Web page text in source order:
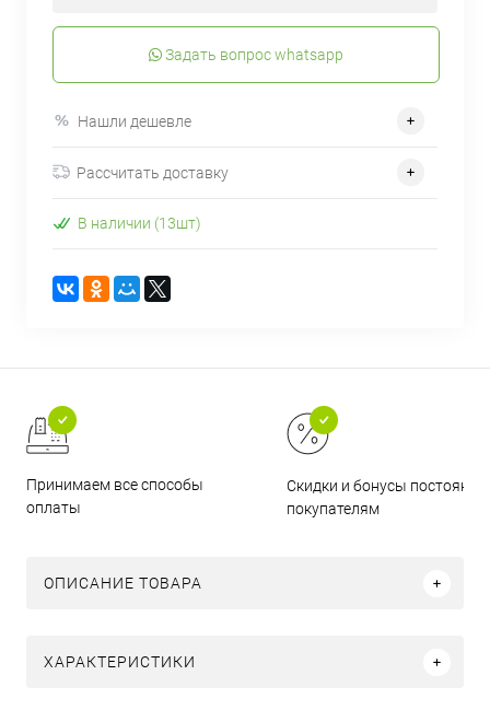
Задать вопрос whatsapp
Нашли дешевле
Рассчитать доставку
В наличии (13шт)
Принимаем все способы
оплаты
Скидки и бонусы
покупателям
ОПИСАНИЕ ТОВАРА
ХАРАКТЕРИСТИКИ